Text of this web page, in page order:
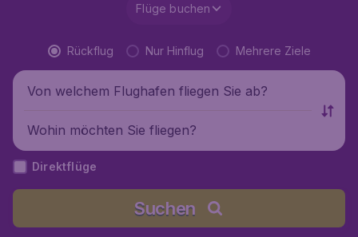
Flüge buchen
Rückflug Nur Hinflug Mehrere Ziele
Von welchem Flughafen fliegen Sie ab?
Wohin möchten Sie fliegen?
Direktflüge
Suchen